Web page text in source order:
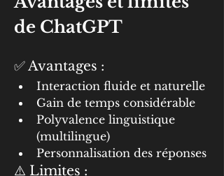
de ChatGPT
✅ Avantages :
Interaction fluide et naturelle
Gain de temps considérable
Polyvalence linguistique
(multilingue)
Personnalisation des réponses
⚠️ Limites :